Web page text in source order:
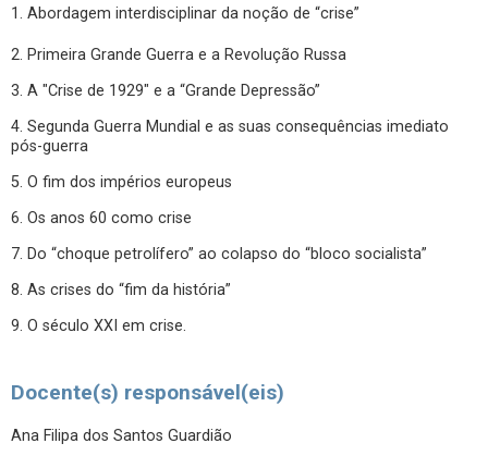
1. Abordagem interdisciplinar da noção de “crise”
2. Primeira Grande Guerra e a Revolução Russa
3. A "Crise de 1929" e a “Grande Depressão”
4. Segunda Guerra Mundial e as suas consequências imediato
pós-guerra
5. O fim dos impérios europeus
6. Os anos 60 como crise
7. Do “choque petrolífero” ao colapso do “bloco socialista”
8. As crises do “fim da história”
9. O século XXI em crise.
Docente(s) responsável(eis)
Ana Filipa dos Santos Guardião